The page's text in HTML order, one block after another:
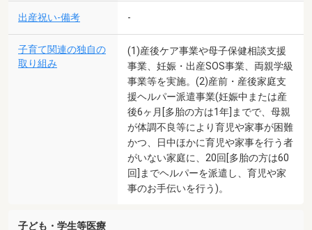
出産祝い-備考 -
子育て関連の独自の
取り組み
(1)産後ケア事業や母子保健相談支援
事業、妊娠・出産SOS事業、両親学級
事業等を実施。(2)産前・産後家庭支
援ヘルパー派遣事業(妊娠中または産
後6ヶ月[多胎の方は1年]までで、母親
が体調不良等により育児や家事が困難
かつ、日中ほかに育児や家事を行う者
がいない家庭に、20回[多胎の方は60
回]までヘルパーを派遣し、育児や家
事のお手伝いを行う)。
子ども・学生等医療